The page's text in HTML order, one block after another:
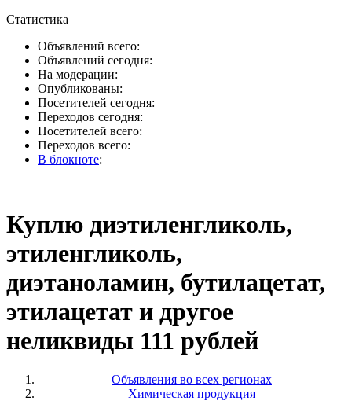
Статистика
Объявлений всего:
Объявлений сегодня:
На модерации:
Опубликованы:
Посетителей сегодня:
Переходов сегодня:
Посетителей всего:
Переходов всего:
В блокноте:
Куплю диэтиленгликоль,
этиленгликоль,
диэтаноламин, бутилацетат,
этилацетат и другое
неликвиды 111 рублей
Объявления во всех регионах
Химическая продукция